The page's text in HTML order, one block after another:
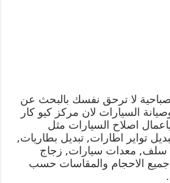
لا ترحق نفسك بالبحث عن
السيارات لان مركز كيو كار
اصلاح السيارات مثل
تواير اطارات, تبديل بطاريات,
سلف, معدات سيارات, زجاج
جميع الاحجام والمقاسات حسب